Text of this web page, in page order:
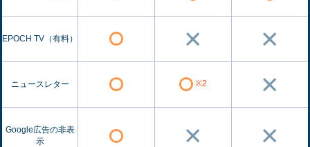
EPOCH TV（有料）
ニュースレター ※2
Google広告の非表
示